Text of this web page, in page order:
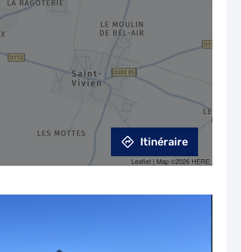
Leaflet | Map ©2026 HERE
Itinéraire